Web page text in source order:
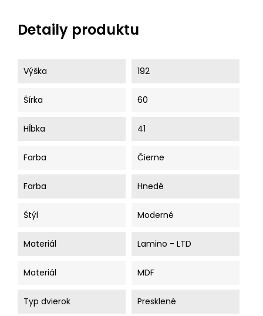
Detaily produktu
Výška 192
Šírka 60
Hĺbka 41
Farba Čierne
Farba Hnedé
Štýl Moderné
Materiál Lamino - LTD
Materiál MDF
Typ dvierok Presklené